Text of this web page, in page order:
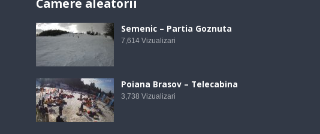
Camere aleatorii
Semenic – Partia Goznuta
7,614Vizualizari
Poiana Brasov – Telecabina
3,738 Vizualizari